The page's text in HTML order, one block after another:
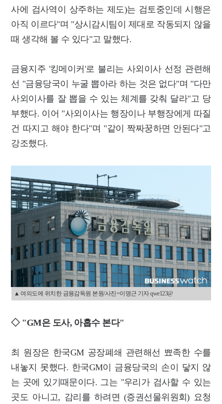
사에 검사역이 상주하는 제도)는 검토중인데 시행은
아직 이르다"며 "상시감시팀이 제대로 작동되지 않을
때 생각해 볼 수 있다"고 말했다.
금융지주 '킹메이커'로 불리는 사외이사 선정 관련해
선 "금융당국이 누굴 뽑아라 하는 것은 없다"며 "다만
사외이사를 잘 뽑을 수 있는 체계를 갖춰 달라"고 당
부했다. 이어 "사외이사는 행장이나 부행장에게 따질
건 따지고 해야 한다"며 "같이 짝짜꿍하면 안된다"고
강조했다.
▲ 여의도에 위치한 금융감독원 본원/사진=이명근 기자 qwe123@
◇ "GM은 도사, 아홉수 본다"
최 원장은 한국GM 공장폐쇄 관련해선 뾰족한 수를
내놓지 못했다. 한국GM이 금융당국의 손이 닿지 않
는 곳에 있기때문이다. 그는 "우리가 검사할 수 있는
곳도 아니고, 감리를 하려면 (증권선물위원회) 요청